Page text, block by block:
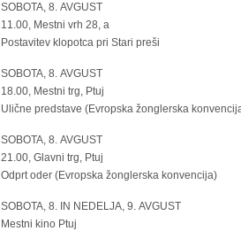
SOBOTA, 8. AVGUST
11.00, Mestni vrh 28, a
Postavitev klopotca pri Stari preši
SOBOTA, 8. AVGUST
18.00, Mestni trg, Ptuj
Ulične predstave (Evropska žonglerska
SOBOTA, 8. AVGUST
21.00, Glavni trg, Ptuj
Odprt oder (Evropska žonglerska konvencija)
SOBOTA, 8. IN NEDELJA, 9. AVGUST
Mestni kino Ptuj